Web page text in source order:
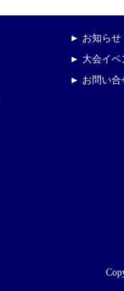
► お知らせ
► 大会イベ
► お問い合